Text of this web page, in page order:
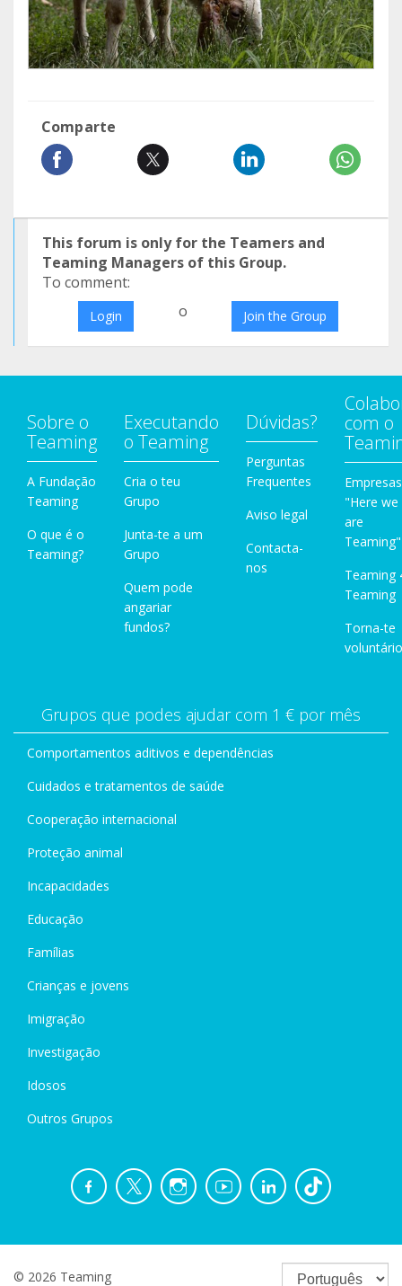
Comparte
This forum is only for the Teamers and
Teaming Managers of this Group.
To comment:
Login o Join the Group
Sobre o
Teaming
A Fundação
Teaming
O que é o
Teaming?
Executando
o Teaming
Cria o teu
Grupo
Junta-te a um
Grupo
Quem pode
angariar
fundos?
Dúvidas?
Perguntas
Frequentes
Aviso legal
Contacta-
nos
com o
Empresas
"Here we
are
Teaming"
Teaming
Teaming
Torna-te
Grupos que podes ajudar com 1 € por mês
Comportamentos aditivos e dependências
Cuidados e tratamentos de saúde
Cooperação internacional
Proteção animal
Incapacidades
Educação
Famílias
Crianças e jovens
Imigração
Investigação
Idosos
Outros Grupos
© 2026 Teaming